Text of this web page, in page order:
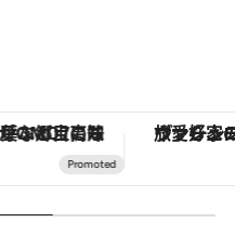
椒、大葉など目にも舌にも涼を呼ぶ郷土の味 ヴァシュロン・コンスタンタ